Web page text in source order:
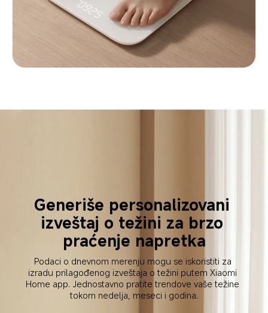
Generiše personalizovani
izveštaj o težini za brzo
praćenje napretka
Podaci o dnevnom merenju mogu se iskoristiti za
izradu prilagođenog izveštaja o težini putem Xiaomi
Home app. Jednostavno pratite trendove vaše težine
tokom nedelja, meseci i godina.